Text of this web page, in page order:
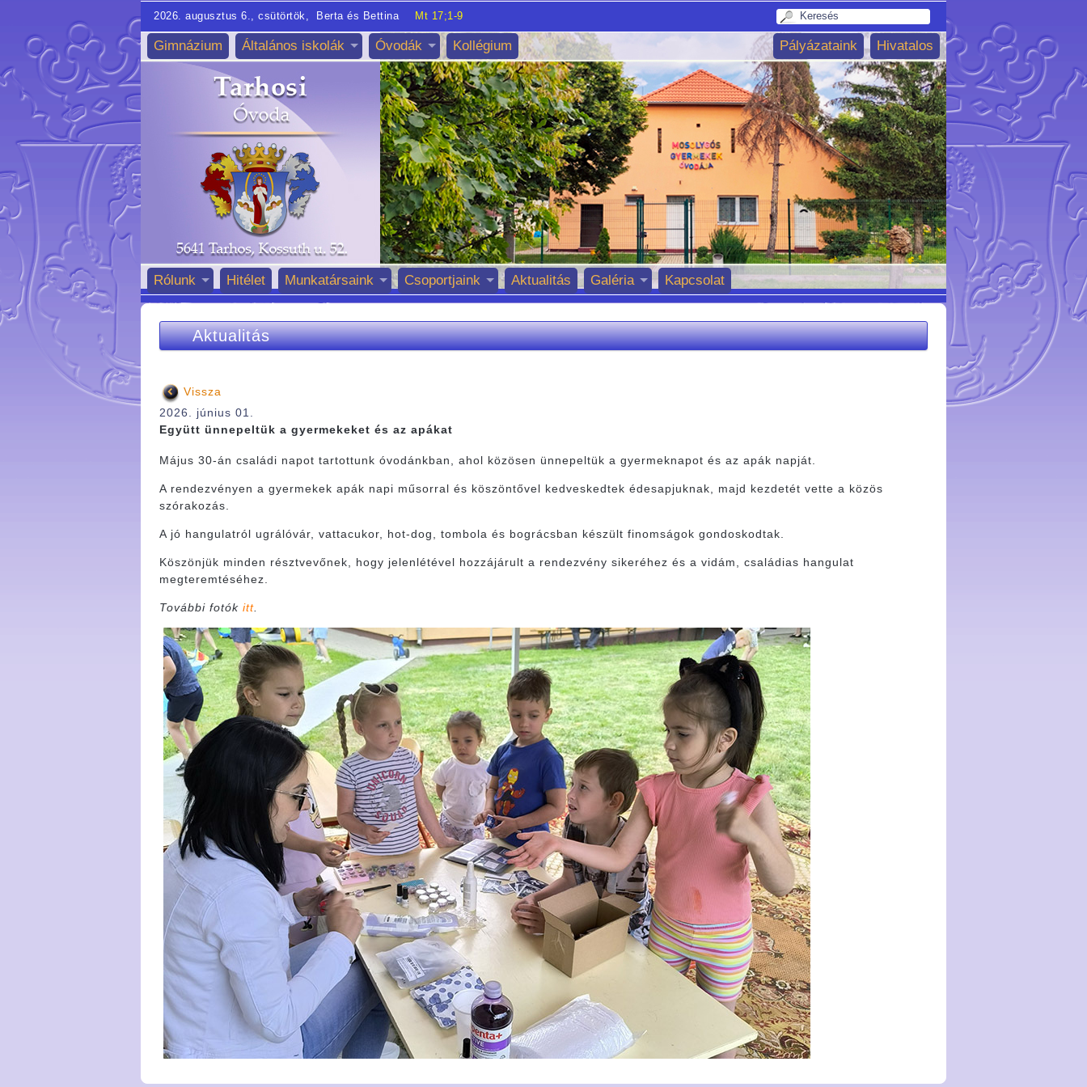
2026. augusztus 6., csütörtök, Berta és Bettina Mt 17;1-9
Gimnázium Általános iskolák Óvodák Kollégium Hivatalos
Pályázataink
Rólunk Hitélet Munkatársaink Csoportjaink Aktualitás Galéria Kapcsolat
Aktualitás
Vissza
2026. június 01.
Együtt ünnepeltük a gyermekeket és az apákat
Május 30-án családi napot tartottunk óvodánkban, ahol közösen ünnepeltük a gyermeknapot és az apák napját.
A rendezvényen a gyermekek apák napi műsorral és köszöntővel kedveskedtek édesapjuknak, majd kezdetét vette a közös
szórakozás.
A jó hangulatról ugrálóvár, vattacukor, hot-dog, tombola és bográcsban készült finomságok gondoskodtak.
Köszönjük minden résztvevőnek, hogy jelenlétével hozzájárult a rendezvény sikeréhez és a vidám, családias hangulat
megteremtéséhez.
További fotók itt